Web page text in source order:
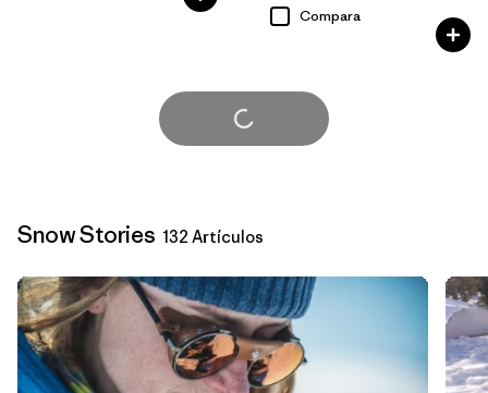
Compara
Cargar Más
Snow Stories 132 Artículos